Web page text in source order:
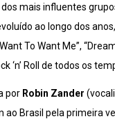
mais influentes
ao longo dos
To Want Me”,
‘n’ Roll de todos os
por Robin Zander
ao Brasil pela primeira